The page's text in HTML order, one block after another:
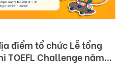
điểm tổ chức Lễ tổng
TOEFL Challenge năm